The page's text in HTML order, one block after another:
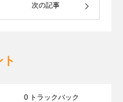
次の記事
0 トラックバック